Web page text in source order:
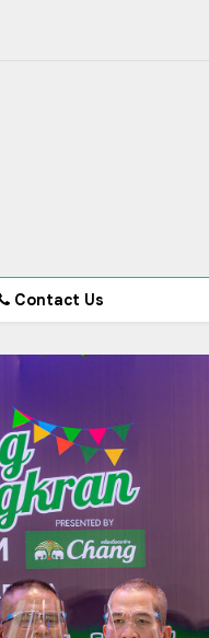
Contact Us